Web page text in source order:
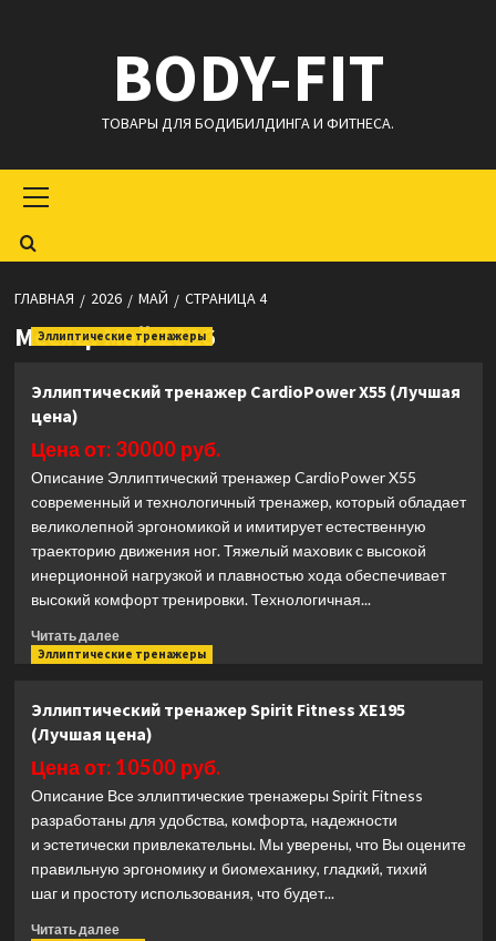
BODY-FIT
ТОВАРЫ ДЛЯ БОДИБИЛДИНГА И ФИТНЕСА.
меню
ГЛАВНАЯ 2026 МАЙ СТРАНИЦА 4
Месяц:Май 2026
Эллиптические тренажеры
Эллиптический тренажер CardioPower X55 (Лучшая
цена)
Цена от: 30000 руб.
Описание Эллиптический тренажер CardioPower X55
современный и технологичный тренажер, который обладает
великолепной эргономикой и имитирует естественную
траекторию движения ног. Тяжелый маховик с высокой
инерционной нагрузкой и плавностью хода обеспечивает
высокий комфорт тренировки. Технологичная...
Читать далееПрочитать
больше
тренажер
CardioPower
X55
(Лучшая
цена)
Эллиптические тренажеры
Эллиптический тренажер Spirit Fitness XE195
(Лучшая цена)
Цена от: 10500 руб.
Описание Все эллиптические тренажеры Spirit Fitness
разработаны для удобства, комфорта, надежности
и эстетически привлекательны. Мы уверены, что Вы оцените
правильную эргономику и биомеханику, гладкий, тихий
шаг и простоту использования, что будет...
Читать далееПрочитать